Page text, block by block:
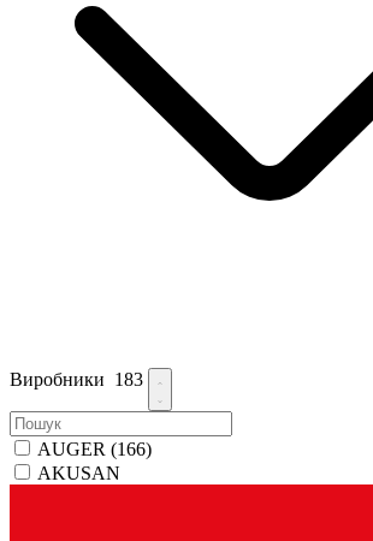
Виробники 183
AUGER (166)
AKUSAN